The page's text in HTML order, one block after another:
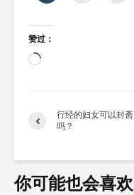
赞过：
正
载…行经的妇女可以封斋
吗？
你可能也会喜欢